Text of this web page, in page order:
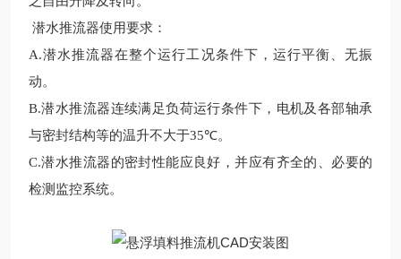
潜水推流器使用要求 ：
A.潜水推流器在整个运行工况条件下，运行平衡、无振
动。
B.潜水推流器连续满足负荷运行条件下 ， 电机及各部轴承
与密封结构等的温升不大于35℃。
C.潜水推流器的密封性能应良好，并应有齐全的、必要的
检测监控系统。